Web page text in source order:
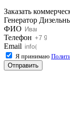
Заказать
Генератор
ФИО
Телефон
Email
Я принимаю
Отправить